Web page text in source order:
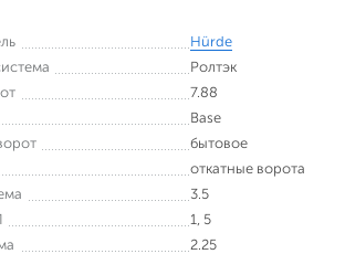
Hürde
Ролтэк
7.88
Base
бытовое
откатные ворота
3.5
1, 5
2.25